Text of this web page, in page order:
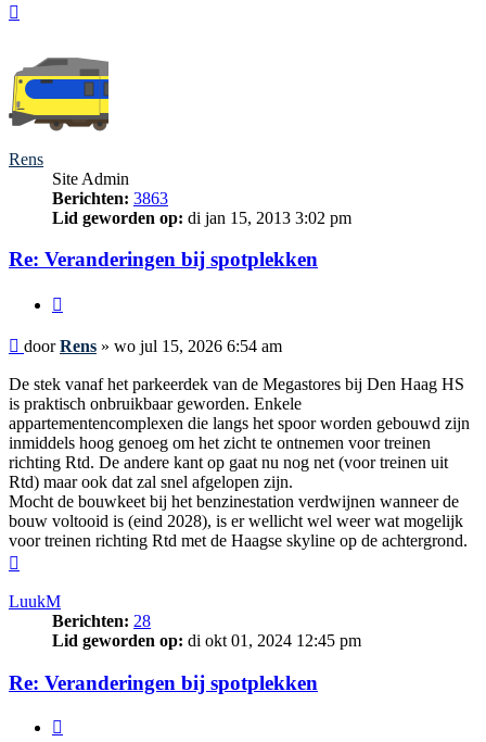
Rens
Site Admin
Berichten: 3863
Lid geworden op: di jan 15, 2013 3:02 pm
Re: Veranderingen bij spotplekken
Bericht
doorRens » wo jul 15, 2026 6:54 am
De stek vanaf het parkeerdek van de Megastores bij Den Haag HS
is praktisch onbruikbaar geworden. Enkele
appartementencomplexen die langs het spoor worden gebouwd zijn
inmiddels hoog genoeg om het zicht te ontnemen voor treinen
richting Rtd. De andere kant op gaat nu nog net (voor treinen uit
Rtd) maar ook dat zal snel afgelopen zijn.
Mocht de bouwkeet bij het benzinestation verdwijnen wanneer de
bouw voltooid is (eind 2028), is er wellicht wel weer wat mogelijk
voor treinen richting Rtd met de Haagse skyline op de achtergrond.
LuukM
Berichten: 28
Lid geworden op: di okt 01, 2024 12:45 pm
Re: Veranderingen bij spotplekken